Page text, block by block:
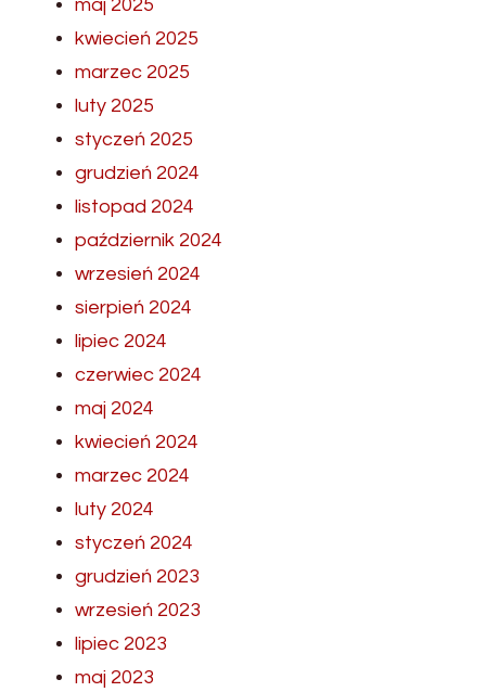
maj 2025
kwiecień 2025
marzec 2025
luty 2025
styczeń 2025
grudzień 2024
listopad 2024
październik 2024
wrzesień 2024
sierpień 2024
lipiec 2024
czerwiec 2024
maj 2024
kwiecień 2024
marzec 2024
luty 2024
styczeń 2024
grudzień 2023
wrzesień 2023
lipiec 2023
maj 2023